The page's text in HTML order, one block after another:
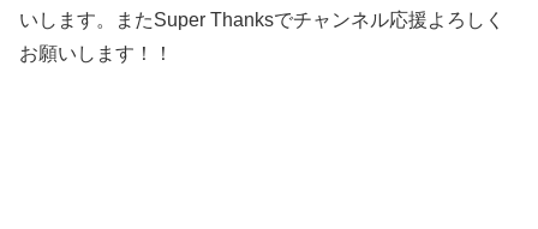
いします。またSuper Thanksでチャンネル応援よろしく
お願いします！！